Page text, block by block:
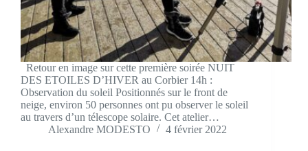
Retour en image sur cette première soirée NUIT
DES ETOILES D’HIVER au Corbier 14h :
Observation du soleil Positionnés sur le front de
neige, environ 50 personnes ont pu observer le soleil
au travers d’un télescope solaire. Cet atelier…
Alexandre MODESTO
4 février 2022